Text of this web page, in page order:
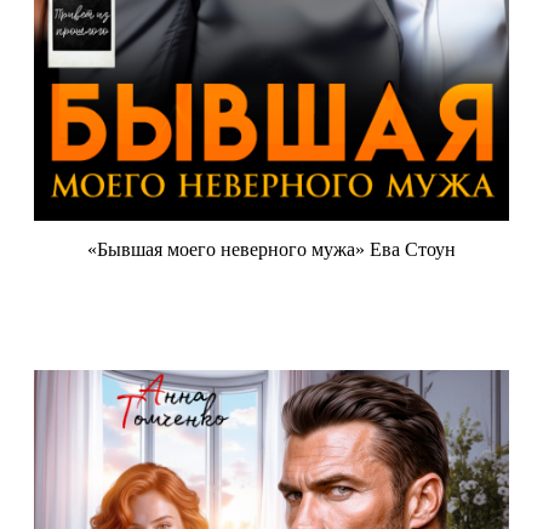
«Бывшая моего неверного мужа» Ева Стоун